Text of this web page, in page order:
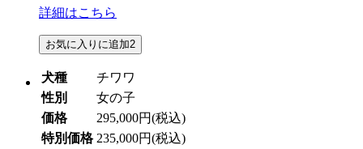
詳細はこちら
お気に入りに追加2
犬種
チワワ
性別
女の子
価格
295,000円(税込)
特別価格 235,000円(税込)